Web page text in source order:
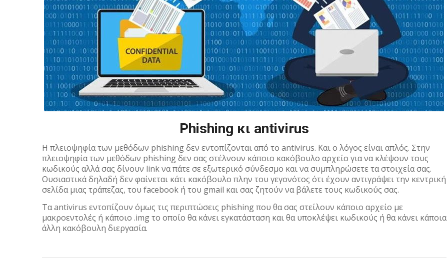
Phishing κι antivirus
Η πλειοψηφία των μεθόδων phishing δεν εντοπίζονται από το antivirus. Και ο λόγος είναι απλός. Στην
πλειοψηφία των μεθόδων phishing δεν σας στέλνουν κάποιο κακόβουλο αρχείο για να κλέψουν τους
κωδικούς αλλά σας δίνουν link να πάτε σε εξωτερικό σύνδεσμο και να συμπληρώσετε τα στοιχεία σας.
Ουσιαστικά δηλαδή δεν φαίνεται κάτι κακόβουλο πλην του γεγονότος ότι έχουν αντιγράψει την κεντρική
σελίδα μιας τράπεζας, του facebook ή του gmail και σας ζητούν να βάλετε τους κωδικούς σας.
Τα antivirus εντοπίζουν όμως τις περιπτώσεις phishing που θα σας στείλουν κάποιο αρχείο με
μακροεντολές ή κάποιο .img το οποίο θα κάνει εγκατάσταση και θα υποκλέψει κωδικούς ή θα κάνει κάποια
άλλη κακόβουλη διεργασία.